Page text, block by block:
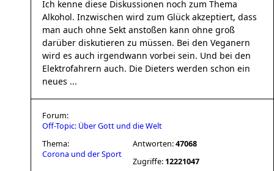
Ich kenne diese Diskussionen noch zum Thema
Alkohol. Inzwischen wird zum Glück akzeptiert, dass
man auch ohne Sekt anstoßen kann ohne groß
darüber diskutieren zu müssen. Bei den Veganern
wird es auch irgendwann vorbei sein. Und bei den
Elektrofahrern auch. Die Dieters werden schon ein
neues ...
Forum:
Off-Topic: Über Gott und die Welt
Thema:
Corona und der Sport
Antworten:47068
Zugriffe: 12221047